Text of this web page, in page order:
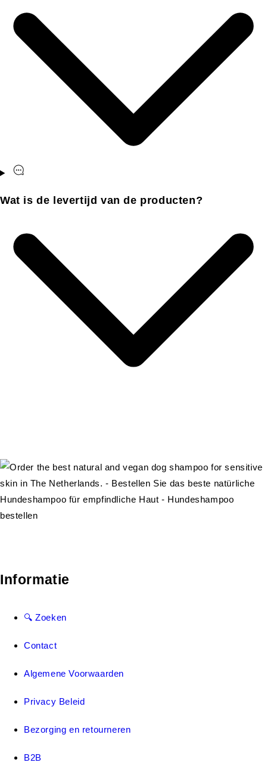
Wat is de levertijd van de producten?
Informatie
🔍 Zoeken
Contact
Algemene Voorwaarden
Privacy Beleid
Bezorging en retourneren
B2B